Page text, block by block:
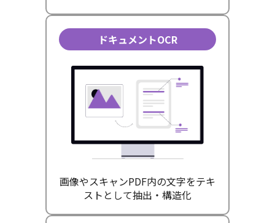
ドキュメントOCR
画像やスキャンPDF内の文字をテキ
ストとして抽出・構造化